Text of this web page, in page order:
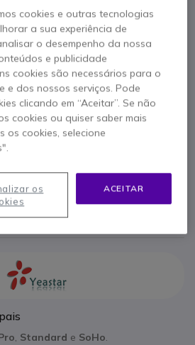
// Referência de fabricante: VXS25005
através da sua linha
não houver energia.
Iva Incl.
ADICIONAR AO CARRINHO
EM 4 HORAS
Entrega:24/48 h
, Standard e SoHo.
cookies e outras tecnologias
a sua experiência de
o desempenho da nossa
e publicidade
cookies são necessários para o
e dos nossos serviços. Pode
clicando em “Aceitar”. Se não
cookies ou quiser saber mais
os cookies, selecione
ACEITAR
os